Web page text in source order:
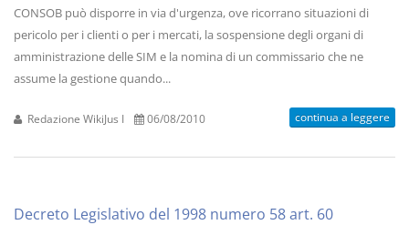
CONSOB può disporre in via d'urgenza, ove ricorrano situazioni di
pericolo per i clienti o per i mercati, la sospensione degli organi di
amministrazione delle SIM e la nomina di un commissario che ne
assume la gestione quando...
Redazione WikiJus I 06/08/2010 continua a leggere
Decreto Legislativo del 1998 numero 58 art. 60